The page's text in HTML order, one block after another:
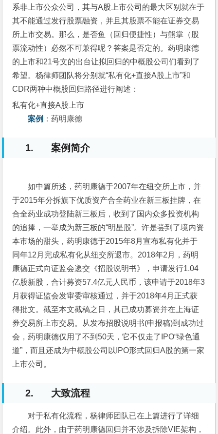
系非上市公众公司，其与A股上市公司的最大区别就在于
其不能通过发行股票融资，并且其股票不能在证券交易
所上市交易。那么，是否鱼（回归便捷性）与熊掌（股
票流动性）必然不可兼得呢？答案是否定的。药明康德
的上市和21号文的出台让拟回归的中概股公司们看到了
希望。杨律师团队将分别就“私有化+直接A股上市”和
CDR两种中概股回归路径进行阐述：
私有化+直接A股上市
案例 ：药明康德
1. 案例简介
如中篇所述，药明康德于2007年在纽交所上市，并
于2015年分拆旗下优质资产合全药业在新三板挂牌，在
合全药业成功登陆新三板后，收到了国内众多投资机构
的追捧，一举成为新三板的“明星股”。许是尝到了境内资
本市场的甜头，药明康德于2015年8月宣布私有化并于
同年12月完成私有化从纽交所退市。2018年2月，药明
康德正式向证监会递交《招股说明书》，申请发行1.04
亿股新股，合计募资57.4亿元人民币，该申请于2018年3
月获得证监会发审委审核通过，并于2018年4月正式获
得批文。截至本文截稿之日，其已成功募资并在上海证
券交易所上市交易。从发布招股说明书(申报稿)到成功过
会，药明康德仅用了不到50天，它不仅走了IPO“绿色通
道”，而且还成为中概股公司以IPO形式回归A股的第一家
上市公司。
2. 大致流程
对于私有化流程，杨律师团队已在上篇进行了详细
介绍。此外，由于药明康德回归并不涉及拆除VIE架构，